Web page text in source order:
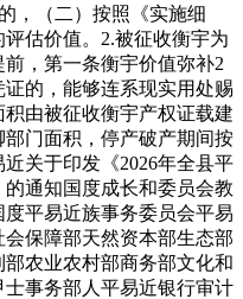
，（二）按照《实施细
估价值。2.被征收衡宇为
，第一条衡宇价值弥补2
的，能够连系现实用处赐
由被征收衡宇产权证载建
门面积，停产破产期间按
关于印发《2026年全县平
通知国度成长和委员会教
平易近族事务委员会平易
保障部天然资本部生态部
农业农村部商务部文化和
事务部人平易近银行审计